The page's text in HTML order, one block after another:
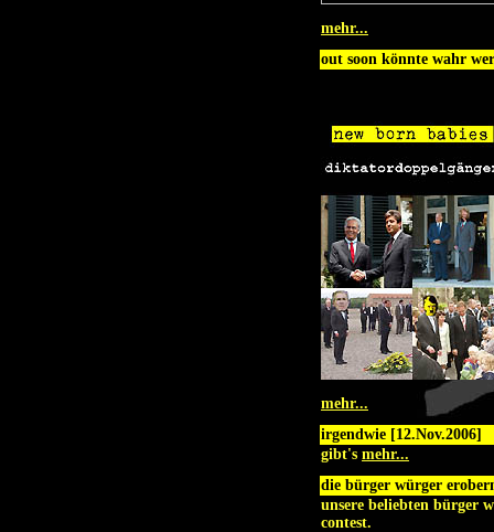
mehr...
out soon könnte wahr
mehr...
irgendwie [12.Nov.2006]
gibt's mehr...
die bürger würger
unsere beliebten bürger
contest.